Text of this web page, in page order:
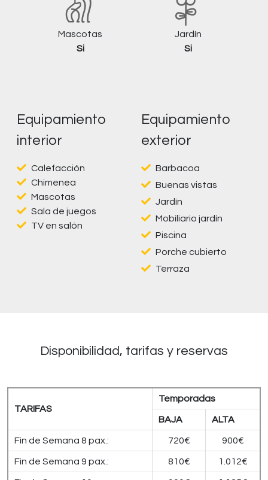
Mascotas
Si
Jardín
Si
Equipamiento
interior
Calefacción
Chimenea
Mascotas
Sala de juegos
TV en salón
Equipamiento
exterior
Barbacoa
Buenas vistas
Jardín
Mobiliario jardín
Piscina
Porche cubierto
Terraza
Disponibilidad, tarifas y reservas
TARIFAS
Temporadas
BAJA ALTA
Fin de Semana 8 pax.: 720€ 900€
Fin de Semana 9 pax.: 810€ 1.012€